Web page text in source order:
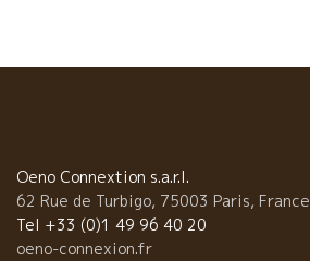
で一杯もいいですね！
Oeno Connextion s.a.r.l.
62 Rue de Turbigo, 75003 Paris, France
Tel +33 (0)1 49 96 40 20
oeno-connexion.fr